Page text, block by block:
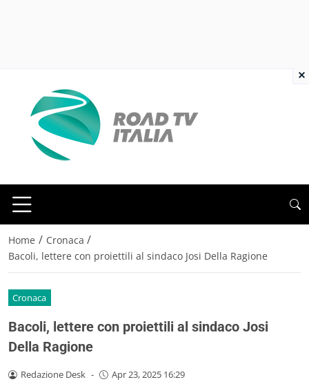
Home / Cronaca /
Bacoli, lettere con proiettili al sindaco Josi Della Ragione
Cronaca
Bacoli, lettere con proiettili al sindaco Josi
Della Ragione
Redazione Desk - Apr 23, 2025 16:29
×